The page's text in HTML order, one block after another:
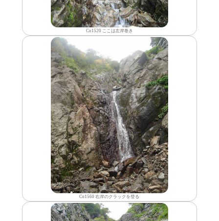
Co1520 ここは左岸巻き
Co1560 右岸のクラックを登る